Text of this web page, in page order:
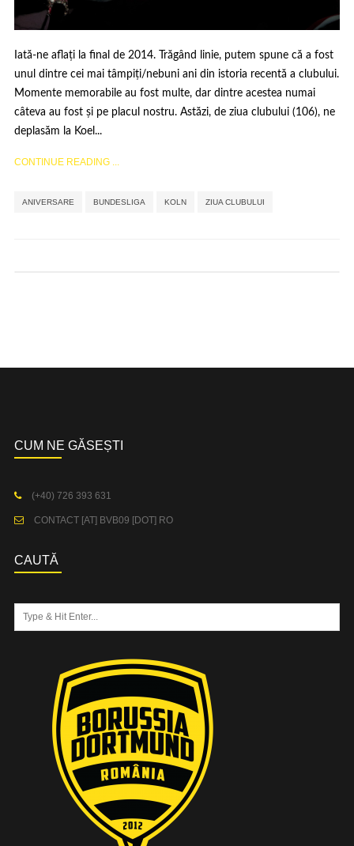
Iată-ne aflați la final de 2014. Trăgând linie, putem spune că a fost
unul dintre cei mai tâmpiți/nebuni ani din istoria recentă a clubului.
Momente memorabile au fost multe, dar dintre acestea numai
câteva au fost și pe placul nostru. Astăzi, de ziua clubului (106), ne
deplasăm la Koel...
CONTINUE READING ...
ANIVERSARE BUNDESLIGA KOLN ZIUA CLUBULUI
CUM NE GĂSEȘTI
(+40) 726 393 631
CONTACT [AT] BVB09 [DOT] RO
CAUTĂ